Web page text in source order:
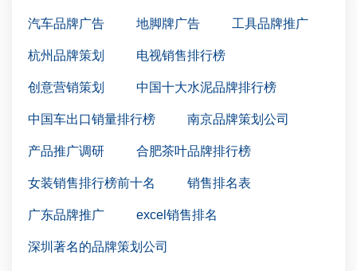
汽车品牌广告 地脚牌广告 工具品牌推广
杭州品牌策划 电视销售排行榜
创意营销策划 中国十大水泥品牌排行榜
中国车出口销量排行榜 南京品牌策划公司
产品推广调研 合肥茶叶品牌排行榜
女装销售排行榜前十名 销售排名表
广东品牌推广 excel销售排名
深圳著名的品牌策划公司